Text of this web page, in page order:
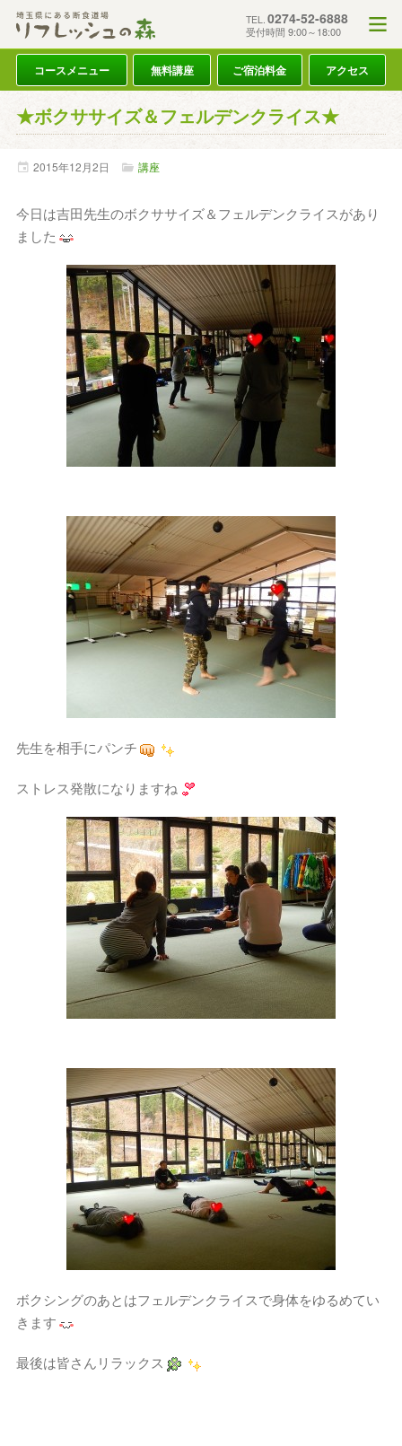
TEL. 0274-52-6888
受付時間 9:00～18:00
コースメニュー 無料講座 ご宿泊料金 アクセス
★ボクササイズ＆フェルデンクライス★
2015年12月2日 講座
今日は吉田先生のボクササイズ＆フェルデンクライスがあり
ました
先生を相手にパンチ
ストレス発散になりますね
ボクシングのあとはフェルデンクライスで身体をゆるめてい
きます
最後は皆さんリラックス